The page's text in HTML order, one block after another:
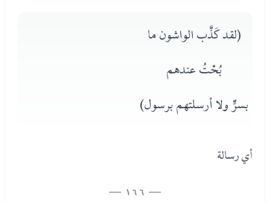
(لقد كَذَّب الواشون ما
بُحْتُ عندهم
بسرٍّ ولا أرسلتهم برسول)
أي رسالة
— 166 —